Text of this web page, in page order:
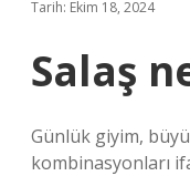
Tarih: Ekim 18, 2024
Salaş
Günlük giyim,
kombinasyonları